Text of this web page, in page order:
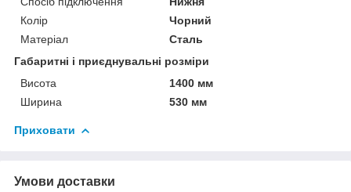
Колір
Чорний
Матеріал
Сталь
Габаритні і приєднувальні розміри
Висота
1400 мм
Ширина
530 мм
Приховати
Умови доставки